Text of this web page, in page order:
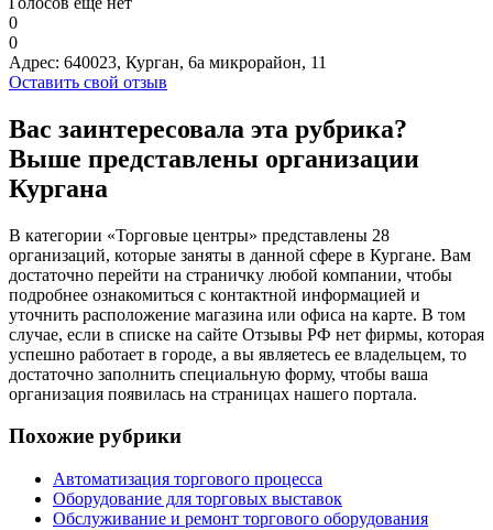
0
0
Адрес: 640023, Курган, 6а микрорайон, 11
Оставить свой отзыв
Вас заинтересовала эта рубрика?
Выше представлены организации
Кургана
В категории «Торговые центры» представлены 28
организаций, которые заняты в данной сфере в Кургане. Вам
достаточно перейти на страничку любой компании, чтобы
подробнее ознакомиться с контактной информацией и
уточнить расположение магазина или офиса на карте. В том
случае, если в списке на сайте Отзывы РФ нет фирмы, которая
успешно работает в городе, а вы являетесь ее владельцем, то
достаточно заполнить специальную форму, чтобы ваша
организация появилась на страницах нашего портала.
Похожие рубрики
Автоматизация торгового процесса
Оборудование для торговых выставок
Обслуживание и ремонт торгового оборудования